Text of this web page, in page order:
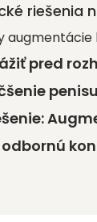
riešenia
augmentácie
pred